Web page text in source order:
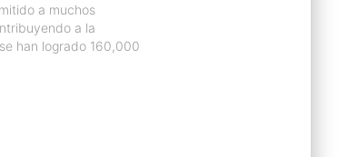
a muchos
a la
han logrado 160,000